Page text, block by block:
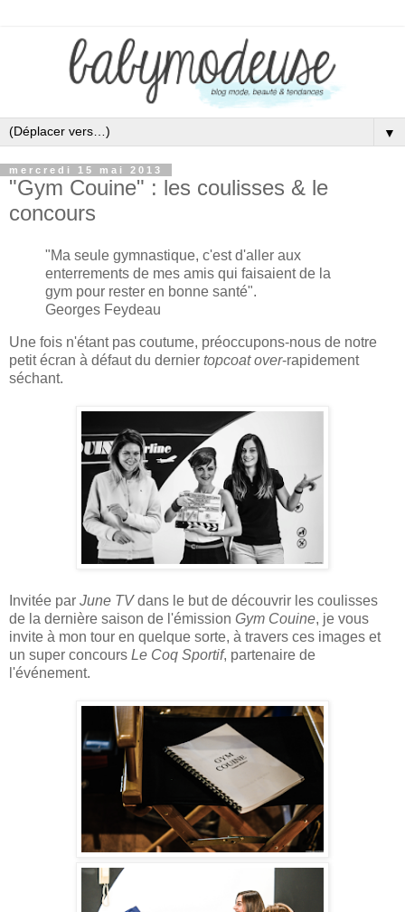
▼
mercredi 15 mai 2013
"Gym Couine" : les coulisses & le
concours
"Ma seule gymnastique, c'est d'aller aux
enterrements de mes amis qui faisaient de la
gym pour rester en bonne santé".
Georges Feydeau
Une fois n'étant pas coutume, préoccupons-nous de notre
petit écran à défaut du dernier topcoat over-rapidement
séchant.
Invitée par June TVdans le but de découvrir les coulisses
de la dernière saison de l'émission Gym Couine, je vous
invite à mon tour en quelque sorte, à travers ces images et
un super concours Le Coq Sportif, partenaire de
l'événement.